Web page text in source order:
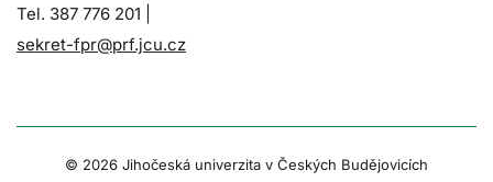
Tel. 387 776 201 |
sekret-fpr@prf.jcu.cz
© 2026 Jihočeská univerzita v Českých Budějovicích